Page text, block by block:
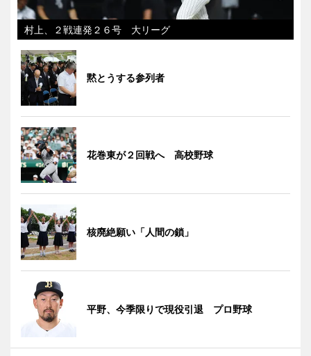
村上、２戦連発２６号 大リーグ
黙とうする参列者
花巻東が２回戦へ 高校野球
核廃絶願い「人間の鎖」
平野、今季限りで現役引退 プロ野球